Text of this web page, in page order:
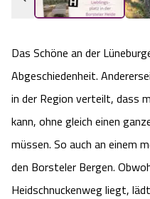
Was zeichnet
Das Schöne an der
Abgeschiedenheit.
in der Region verteilt, dass
kann, ohne gleich einen
müssen. So auch an einem
den Borsteler Bergen.
Heidschnuckenweg liegt,